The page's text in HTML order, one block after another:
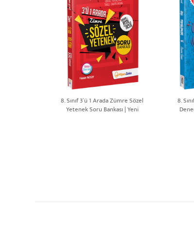
8. Sınıf 3`ü 1 Arada Zümre Sözel
Yetenek Soru Bankası | Yeni
8.